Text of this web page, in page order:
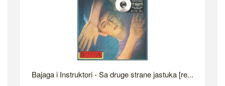
Bajaga i Instruktori - Sa druge strane jastuka [re...